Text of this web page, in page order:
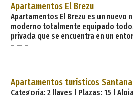
de Golf y de los Picos de Europa.
natural da lugar a numerosas
tiempo libre. En un ambiente de
Apartamentos El Brezu
Apartamentos El Brezu es un
moderno totalmente equipado
privada que se encuentra en un
kilómetros de Cangas de Onis a
- — -
Apartamentos turísticos Santana
Categoría: 2 llaves | Plazas: 15 |